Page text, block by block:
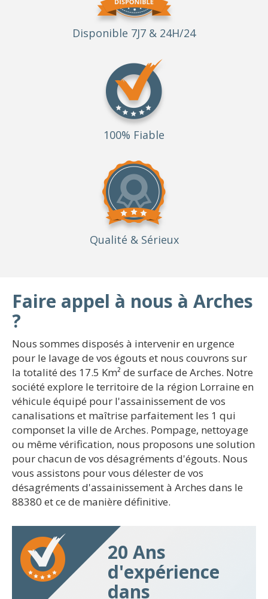
Disponible 7J7 & 24H/24
100% Fiable
Qualité & Sérieux
Faire appel à nous à Arches
?
Nous sommes disposés à intervenir en urgence
pour le lavage de vos égouts et nous couvrons sur
la totalité des 17.5 Km² de surface de Arches. Notre
société explore le territoire de la région Lorraine en
véhicule équipé pour l'assainissement de vos
canalisations et maîtrise parfaitement les 1 qui
componset la ville de Arches. Pompage, nettoyage
ou même vérification, nous proposons une solution
pour chacun de vos désagréments d'égouts. Nous
vous assistons pour vous délester de vos
désagréments d'assainissement à Arches dans le
88380 et ce de manière définitive.
20 Ans
d'expérience
dans